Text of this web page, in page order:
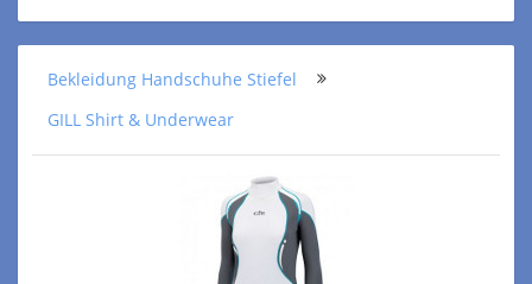
Bekleidung Handschuhe Stiefel
GILL Shirt & Underwear